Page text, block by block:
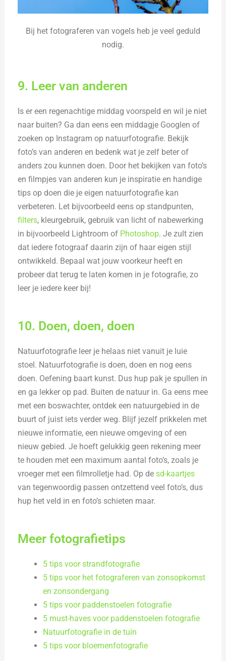
Bij het fotograferen van vogels heb je veel geduld
nodig.
9. Leer van anderen
Is er een regenachtige middag voorspeld en wil je niet
naar buiten? Ga dan eens een middagje Googlen of
zoeken op Instagram op natuurfotografie. Bekijk
foto’s van anderen en bedenk wat je zelf beter of
anders zou kunnen doen. Door het bekijken van foto’s
en filmpjes van anderen kun je inspiratie en handige
tips op doen die je eigen natuurfotografie kan
verbeteren. Let bijvoorbeeld eens op standpunten,
filters, kleurgebruik, gebruik van licht of nabewerking
in bijvoorbeeld Lightroom of Photoshop. Je zult zien
dat iedere fotograaf daarin zijn of haar eigen stijl
ontwikkeld. Bepaal wat jouw voorkeur heeft en
probeer dat terug te laten komen in je fotografie, zo
leer je iedere keer bij!
10. Doen, doen, doen
Natuurfotografie leer je helaas niet vanuit je luie
stoel. Natuurfotografie is doen, doen en nog eens
doen. Oefening baart kunst. Dus hup pak je spullen in
en ga lekker op pad. Buiten de natuur in. Ga eens mee
met een boswachter, ontdek een natuurgebied in de
buurt of juist iets verder weg. Blijf jezelf prikkelen met
nieuwe informatie, een nieuwe omgeving of een
nieuw gebied. Je hoeft gelukkig geen rekening meer
te houden met een maximum aantal foto’s, zoals je
vroeger met een filmrolletje had. Op desd-kaartjes
van tegenwoordig passen ontzettend veel foto’s, dus
hup het veld in en foto’s schieten maar.
Meer fotografietips
5 tips voor strandfotografie
5 tips voor het fotograferen van zonsopkomst
en zonsondergang
5 tips voor paddenstoelen fotografie
5 must-haves voor paddenstoelen fotografie
Natuurfotografie in de tuin
5 tips voor bloemenfotografie